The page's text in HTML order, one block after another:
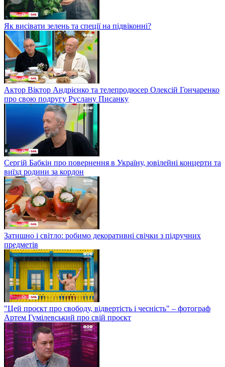
Як висівати зелень та спеції на підвіконні?
Актор Віктор Андрієнко та телепродюсер Олексій Гончаренко
про свою подругу Руслану Писанку
Сергій Бабкін про повернення в Україну, ювілейні концерти та
виїзд родини за кордон
Затишно і світло: робимо декоративні свічки з підручних
предметів
"Цей проєкт про свободу, відвертість і чесність" – фотограф
Артем Гумілевський про свій проєкт